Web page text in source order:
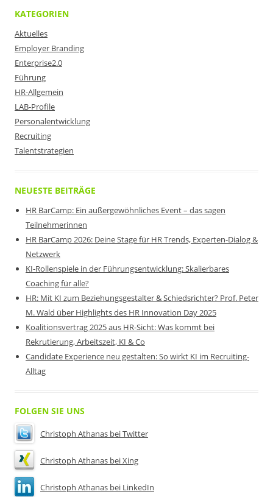
KATEGORIEN
Aktuelles
Employer Branding
Enterprise2.0
Führung
HR-Allgemein
LAB-Profile
Personalentwicklung
Recruiting
Talentstrategien
NEUESTE BEITRÄGE
HR BarCamp: Ein außergewöhnliches Event – das sagen
Teilnehmerinnen
HR BarCamp 2026: Deine Stage für HR Trends, Experten-Dialog &
Netzwerk
KI-Rollenspiele in der Führungsentwicklung: Skalierbares
Coaching für alle?
HR: Mit KI zum Beziehungsgestalter & Schiedsrichter? Prof. Peter
M. Wald über Highlights des HR Innovation Day 2025
Koalitionsvertrag 2025 aus HR-Sicht: Was kommt bei
Rekrutierung, Arbeitszeit, KI & Co
Candidate Experience neu gestalten: So wirkt KI im Recruiting-
Alltag
FOLGEN SIE UNS
Christoph Athanas bei Twitter
Christoph Athanas bei Xing
Christoph Athanas bei LinkedIn